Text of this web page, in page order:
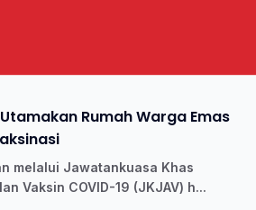
Rumah Warga Emas
melalui Jawatankuasa Khas
Vaksin COVID-19 (JKJAV) h...